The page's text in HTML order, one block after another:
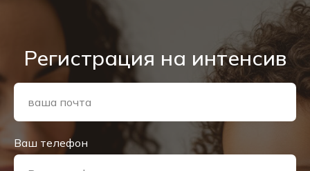
Регистрация на интенсив
Ваш телефон